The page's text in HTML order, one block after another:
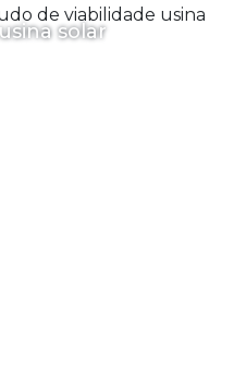
solar